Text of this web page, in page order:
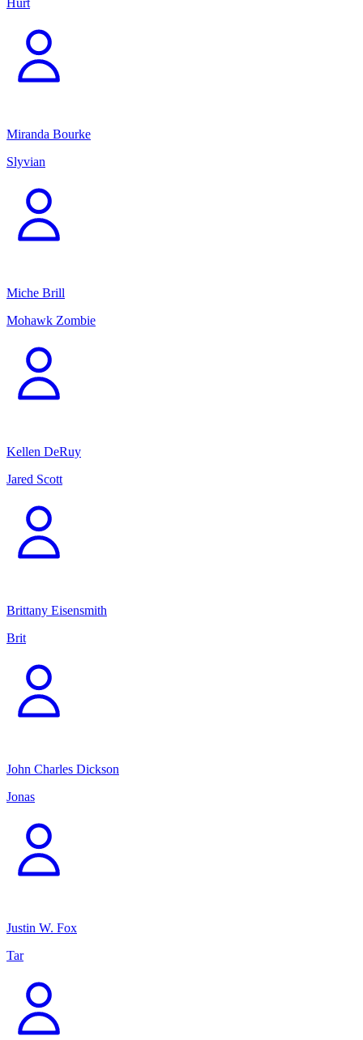
Hurt
Miranda Bourke
Slyvian
Miche Brill
Mohawk Zombie
Kellen DeRuy
Jared Scott
Brittany Eisensmith
Brit
John Charles Dickson
Jonas
Justin W. Fox
Tar